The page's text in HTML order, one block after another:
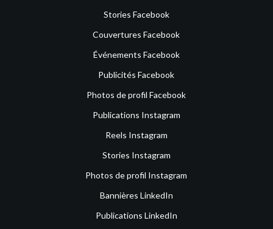
Stories Facebook
Couvertures Facebook
Événements Facebook
Publicités Facebook
Photos de profil Facebook
Publications Instagram
Reels Instagram
Stories Instagram
Photos de profil Instagram
Bannières LinkedIn
Publications LinkedIn